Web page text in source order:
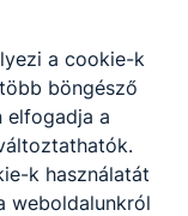
a cookie-k
böngésző
elfogadja a
k használatát
weboldalunkról